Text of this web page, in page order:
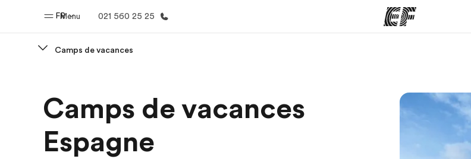
Menu
FR 021 560 25 25
Bienvenue chez EF Nos offres Trouver un bureau
Camps de vacances
Camps de vacances
Espagne